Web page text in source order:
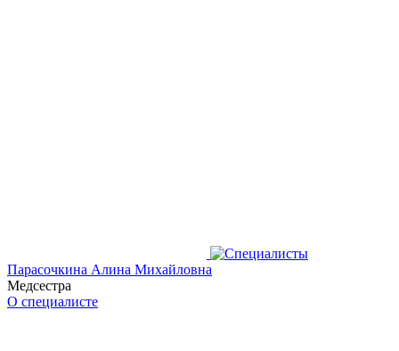
Парасочкина Алина Михайловна
Медсестра
О специалисте